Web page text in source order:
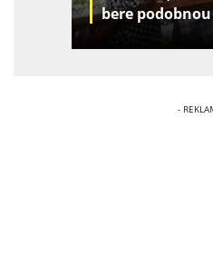
bere